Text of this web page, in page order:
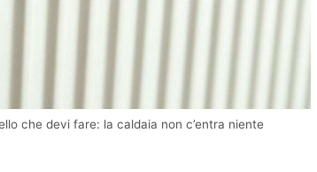
che devi fare: la caldaia non c’entra niente